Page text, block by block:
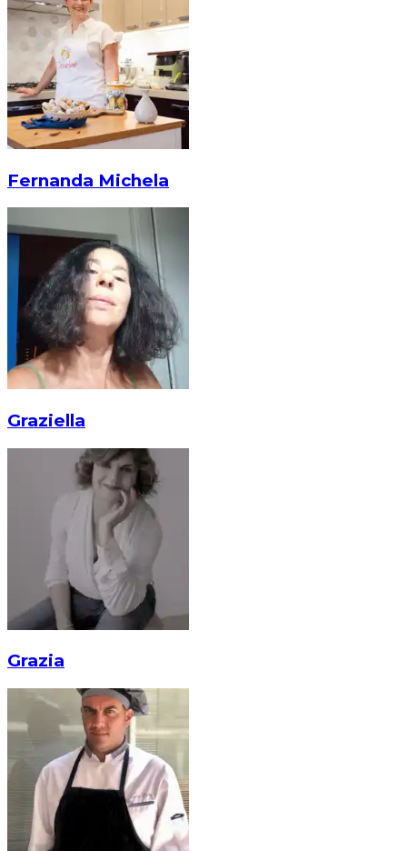
Fernanda Michela
Graziella
Grazia